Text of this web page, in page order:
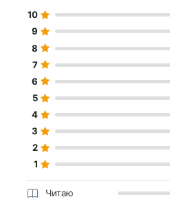
10
9
8
7
6
5
4
3
2
1
Читаю